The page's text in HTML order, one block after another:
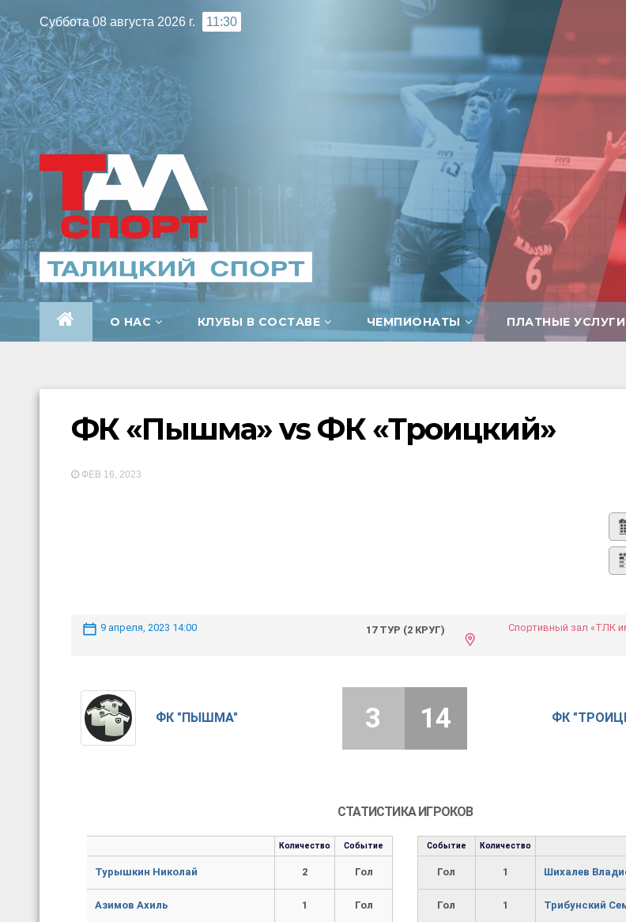
к
содержимому
Суббота 08 августа 2026 г. 11:30
О НАС КЛУБЫ В СОСТАВЕ ЧЕМПИОНАТЫ ПЛАТНЫЕ УСЛУГИ
ФК «Пышма» vs ФК «Троицкий»
ФЕВ 16, 2023
9 апреля, 2023 14:00 17 ТУР (2 КРУГ) Спортивный зал «ТЛК
ФК "ПЫШМА" ФК
3 14
СТАТИСТИКА ИГРОКОВ
Количество Событие
Турышкин Николай 2 Гол
Азимов Ахиль 1 Гол
Событие Количество
Гол 1 Шихалев
Гол 1 Трибунский